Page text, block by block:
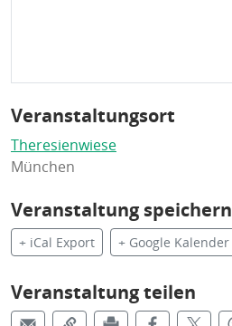
Veranstaltungsort
Theresienwiese
München
Veranstaltung speichern
+ iCal Export + Google Kalender
Veranstaltung teilen